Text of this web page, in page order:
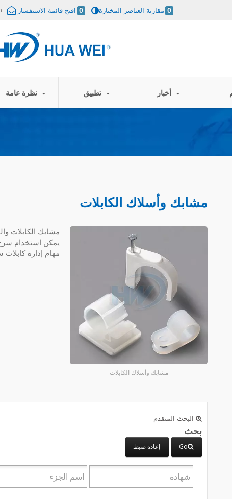
افتح قائمة الاستفسار 0 مقارنة العناصر المختارة 0
نظرة عامة أخبار
مشابك وأسلاك الكابلات
مشابك وأسلاك الكابلات
مشابك الكابلات
يمكن استخدام سرج
مهام إدارة كابلات
البحث المتقدم
بحث
Go إعادة ضبط